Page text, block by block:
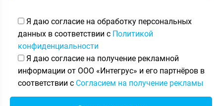
Я даю согласие на обработку персональных
данных в соответствии с Политикой
конфиденциальности
Я даю согласие на получение рекламной
информации от ООО «Интегрус» и его партнёров в
соответствии с Согласием на получение рекламы